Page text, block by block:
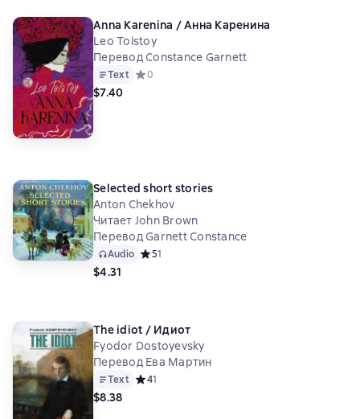
Anna Karenina / Анна Каренина
Leo Tolstoy
Перевод Constance Garnett
Text Средний рейтинг 0 на основе 0 оценок
0
$7.40
Selected short stories
Anton Chekhov
Читает John Brown
Перевод Garnett Constance
Audio Средний рейтинг 5 на основе 1 оценок
51
$4.31
The idiot / Идиот
Fyodor Dostoyevsky
Перевод Ева Мартин
Text Средний рейтинг 4 на основе 1 оценок
41
$8.38